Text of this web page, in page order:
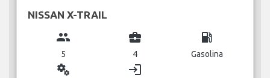
NISSAN X-TRAIL
group
5
business_center
4
local_gas_station
Gasolina
miscellaneous_services login